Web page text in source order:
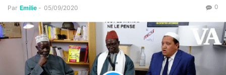
Par Emilie - 05/09/2020 0